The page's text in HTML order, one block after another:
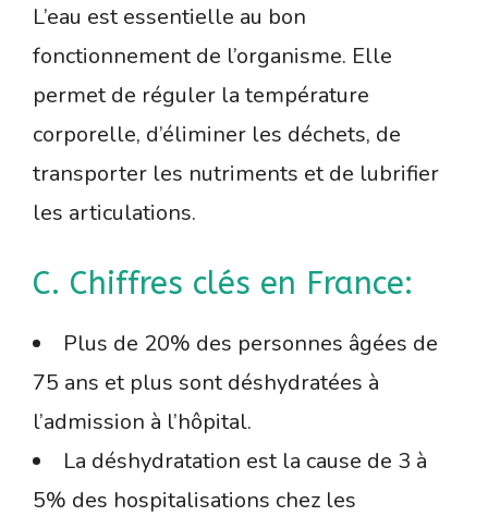
L’eau est essentielle au bon
fonctionnement de l’organisme. Elle
permet de réguler la température
corporelle, d’éliminer les déchets, de
transporter les nutriments et de lubrifier
les articulations.
C. Chiffres clés en France:
Plus de 20% des personnes âgées de
75 ans et plus sont déshydratées à
l’admission à l’hôpital.
La déshydratation est la cause de 3 à
5% des hospitalisations chez les